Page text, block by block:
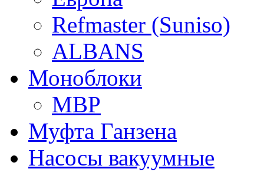
Refmaster (Suniso)
ALBANS
Моноблоки
MBP
Муфта Ганзена
Насосы вакуумные